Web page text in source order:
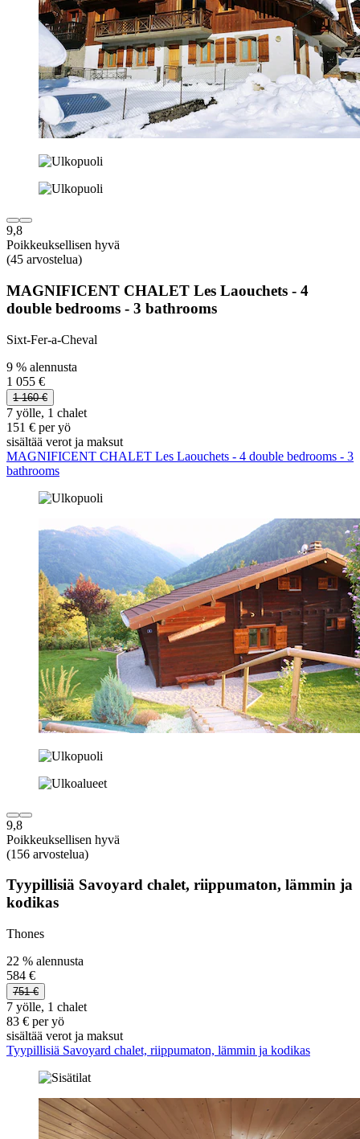
9,8
Poikkeuksellisen hyvä
(45 arvostelua)
MAGNIFICENT CHALET Les Laouchets - 4
double bedrooms - 3 bathrooms
Sixt-Fer-a-Cheval
9 % alennusta
1 055 €
1 160 €
7 yölle, 1 chalet
151 € per yö
sisältää verot ja maksut
MAGNIFICENT CHALET Les Laouchets - 4 double bedrooms - 3
bathrooms
9,8
Poikkeuksellisen hyvä
(156 arvostelua)
Tyypillisiä Savoyard chalet, riippumaton, lämmin ja
kodikas
Thones
22 % alennusta
584 €
751 €
7 yölle, 1 chalet
83 € per yö
sisältää verot ja maksut
Tyypillisiä Savoyard chalet, riippumaton, lämmin ja kodikas